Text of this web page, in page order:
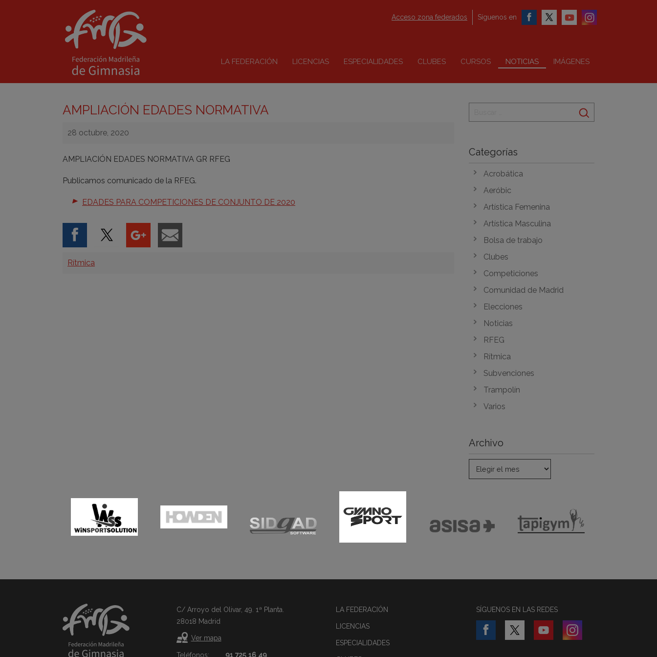
LA FEDERACIÓN LICENCIAS ESPECIALIDADES CLUBES CURSOS NOTICIAS IMÁGENES
Acceso zona federados Síguenos en
AMPLIACIÓN EDADES NORMATIVA
28 octubre, 2020
AMPLIACIÓN EDADES NORMATIVA GR RFEG
Publicamos comunicado de la RFEG.
EDADES PARA COMPETICIONES DE CONJUNTO DE 2020
Categorías
Rítmica
Categorías
Acrobática
Aeróbic
Artística Femenina
Artística Masculina
Bolsa de trabajo
Clubes
Competiciones
Comunidad de Madrid
Elecciones
Noticias
RFEG
Rítmica
Subvenciones
Trampolín
Varios
Archivo
C/ Arroyo del Olivar, 49. 1ª Planta.
28018 Madrid
Ver mapa
Teléfonos:
91 725 16 49
LA FEDERACIÓN
LICENCIAS
ESPECIALIDADES
SÍGUENOS EN LAS REDES